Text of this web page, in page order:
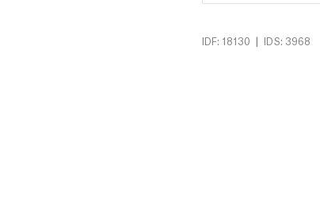
IDF: 18130 | IDS: 3968